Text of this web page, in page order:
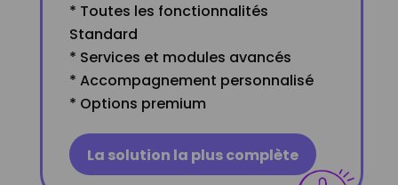
* Toutes les fonctionnalités
Standard
* Services et modules avancés
* Accompagnement personnalisé
* Options premium
La solution la plus complète